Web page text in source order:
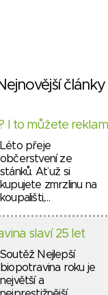
články
I to můžete
Léto přeje
občerstvení ze
stánků. Ať už si
kupujete zmrzlinu na
koupališti,…
slaví 25 let
Soutěž Nejlepší
biopotravina roku je
největší a